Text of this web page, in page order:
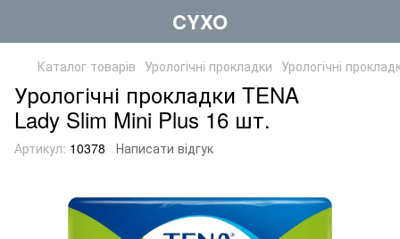
CYXO
Каталог товарів Урологічні прокладки Урологічні
Урологічні прокладки TENA
Lady Slim Mini Plus 16 шт.
Артикул: 10378 Написати відгук